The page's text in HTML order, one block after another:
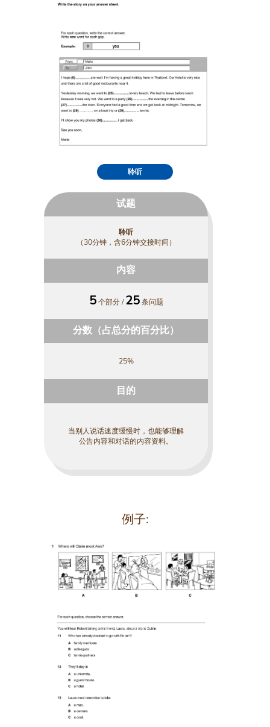
聆听
试题
聆听
（30分钟，含6分钟交接时间）
内容
5个部分 /25条问题
分数（占总分的百分比）
25%
目的
当别人说话速度缓慢时，也能够理解
公告内容和对话的内容资料。
例子: